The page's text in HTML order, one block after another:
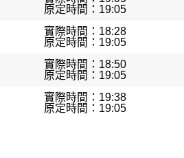
原定時間：19:05
實際時間：18:28
原定時間：19:05
實際時間：18:50
原定時間：19:05
實際時間：19:38
原定時間：19:05